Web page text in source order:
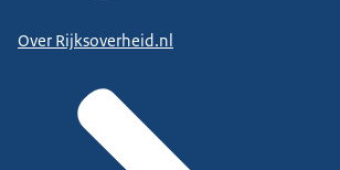
Over Rijksoverheid.nl